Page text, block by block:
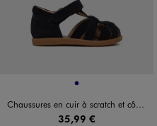
Disponible en 1 coloris
MARINE
Chaussures en cuir à scratch et côtés ouverts bébé garçon - Berlingot
35,99 €